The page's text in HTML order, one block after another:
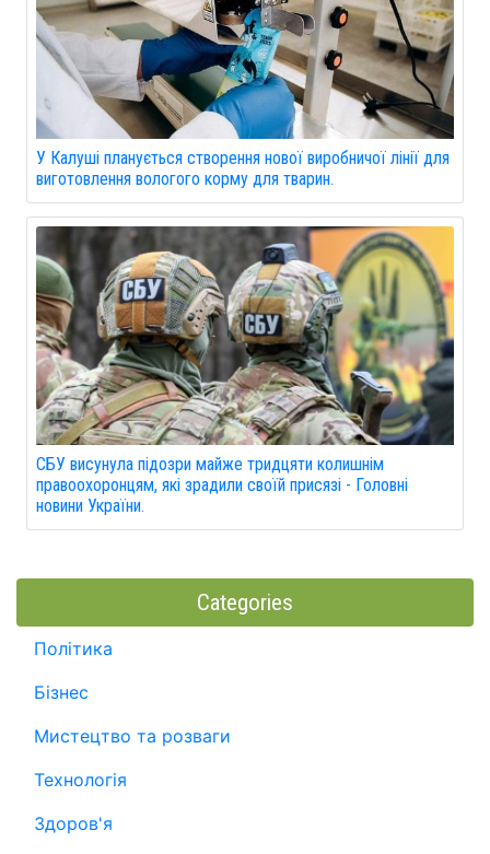
У Калуші планується створення нової виробничої лінії для
виготовлення вологого корму для тварин.
СБУ висунула підозри майже тридцяти колишнім
правоохоронцям, які зрадили своїй присязі - Головні
новини України.
Categories
Політика
Бізнес
Мистецтво та розваги
Технологія
Здоров'я